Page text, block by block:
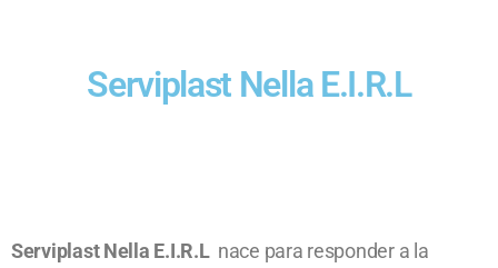
Serviplast Nella E.I.R.L
Serviplast Nella E.I.R.Lnace para responder a la